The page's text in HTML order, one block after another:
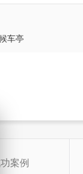
车亭
功案例